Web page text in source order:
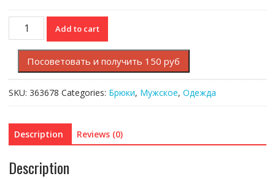
Брюки
Lacoste
quantity
Add to cart
Посоветовать и получить 150 руб
SKU: 363678 Categories: Брюки, Мужское, Одежда
Description Reviews (0)
Description